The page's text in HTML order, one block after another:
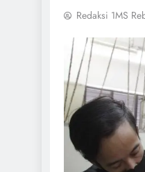
Redaksi 1MS